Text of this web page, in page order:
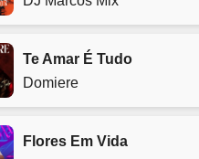
Te Amar É Tudo
Domiere
Flores Em Vida